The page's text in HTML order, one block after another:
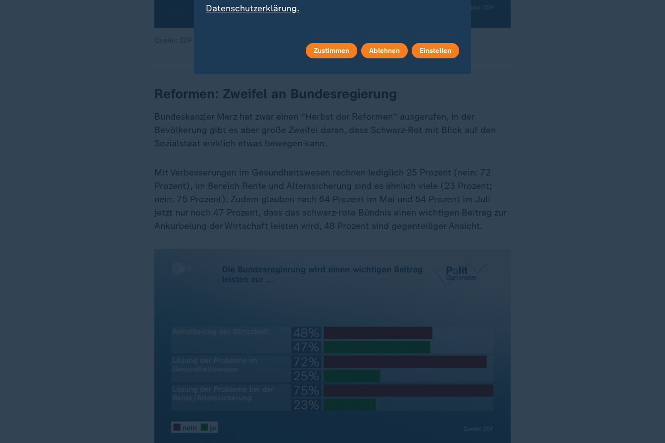
Reformen: Zweifel an Bundesregierung
Bundeskanzler Merz hat zwar einen "Herbst der Reformen" ausgerufen, in der
Bevölkerung gibt es aber große Zweifel daran, dass Schwarz-Rot mit Blick auf den
Sozialstaat wirklich etwas bewegen kann.
Mit Verbesserungen im Gesundheitswesen rechnen lediglich 25 Prozent (nein: 72
Prozent), im Bereich Rente und Alterssicherung sind es ähnlich viele (23 Prozent;
nein: 75 Prozent). Zudem glauben nach 64 Prozent im Mai und 54 Prozent im Juli
jetzt nur noch 47 Prozent, dass das schwarz-rote Bündnis einen wichtigen Beitrag zur
Ankurbelung der Wirtschaft leisten wird, 48 Prozent sind gegenteiliger Ansicht.
Datenschutzerklärung.
Zustimmen Ablehnen Einstellen